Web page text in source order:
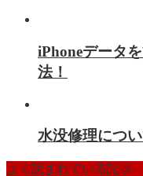
iPhoneデータ
法！
水没修理につ
よく読まれている記事